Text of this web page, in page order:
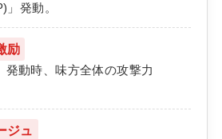
発動。
励
発動時、味方全体の攻撃力
ジュ